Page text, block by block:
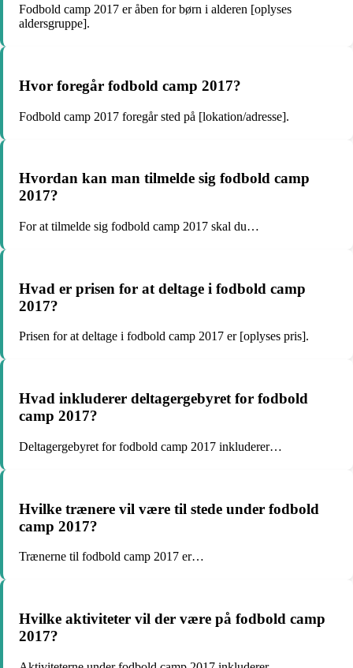
Fodbold camp 2017 er åben for børn i alderen [oplyses
aldersgruppe].
Hvor foregår fodbold camp 2017?
Fodbold camp 2017 foregår sted på [lokation/adresse].
Hvordan kan man tilmelde sig fodbold camp
2017?
For at tilmelde sig fodbold camp 2017 skal du…
Hvad er prisen for at deltage i fodbold camp
2017?
Prisen for at deltage i fodbold camp 2017 er [oplyses pris].
Hvad inkluderer deltagergebyret for fodbold
camp 2017?
Deltagergebyret for fodbold camp 2017 inkluderer…
Hvilke trænere vil være til stede under fodbold
camp 2017?
Trænerne til fodbold camp 2017 er…
Hvilke aktiviteter vil der være på fodbold camp
2017?